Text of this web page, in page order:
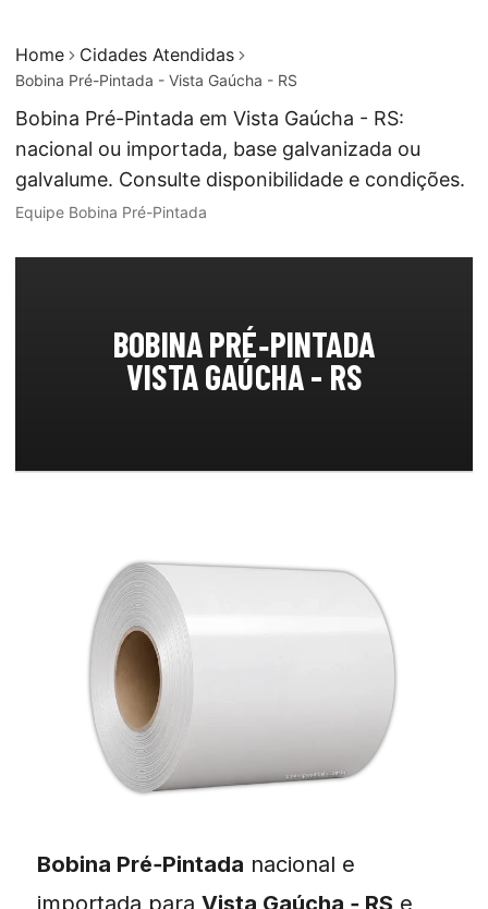
Home Cidades Atendidas
Bobina Pré-Pintada - Vista Gaúcha - RS
Bobina Pré-Pintada em Vista Gaúcha - RS:
nacional ou importada, base galvanizada ou
galvalume. Consulte disponibilidade e condições.
Equipe Bobina Pré-Pintada
BOBINA PRÉ‑PINTADA
VISTA GAÚCHA - RS
Bobina Pré‑Pintada nacional e
importada para Vista Gaúcha ‑ RS e